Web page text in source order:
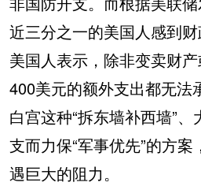
近三分之一的美国人感到
美国人表示，除非变卖财
400美元的额外支出都无法
白宫这种“拆东墙补西墙”
支而力保“军事优先”的方
遇巨大的阻力。